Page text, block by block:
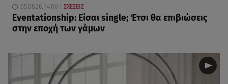
05.08.26, 14:00 ΣΧΕΣΕΙΣ
Eventationship: Είσαι single; Έτσι θα επιβιώσεις
στην εποχή των γάμων